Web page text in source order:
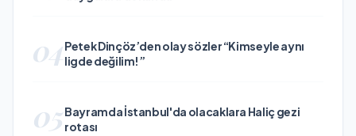
04Petek Dinçöz’den olay sözler “Kimseyle aynı
ligde değilim!”
05Bayramda İstanbul'da olacaklara Haliç gezi
rotası